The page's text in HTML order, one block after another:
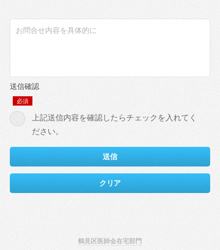
送信確認
必須
上記送信内容を確認したらチェックを入れてく
ださい。
鶴見区医師会在宅部門